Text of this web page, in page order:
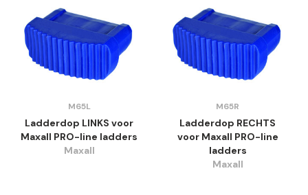
M65L
Ladderdop LINKS voor
Maxall PRO-line ladders
Maxall
M65R
Ladderdop RECHTS
voor Maxall PRO-line
ladders
Maxall